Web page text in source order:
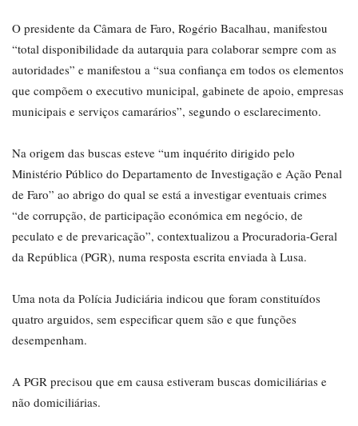
O presidente da Câmara de Faro, Rogério Bacalhau, manifestou
“total disponibilidade da autarquia para colaborar sempre com as
autoridades” e manifestou a “sua confiança em todos os elementos
que compõem o executivo municipal, gabinete de apoio, empresas
municipais e serviços camarários”, segundo o esclarecimento.
Na origem das buscas esteve “um inquérito dirigido pelo
Ministério Público do Departamento de Investigação e Ação Penal
de Faro” ao abrigo do qual se está a investigar eventuais crimes
“de corrupção, de participação económica em negócio, de
peculato e de prevaricação”, contextualizou a Procuradoria-Geral
da República (PGR), numa resposta escrita enviada à Lusa.
Uma nota da Polícia Judiciária indicou que foram constituídos
quatro arguidos, sem especificar quem são e que funções
desempenham.
A PGR precisou que em causa estiveram buscas domiciliárias e
não domiciliárias.